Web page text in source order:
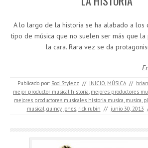
A lo largo de la historia se ha alabado a los
tipo de música que no suelen ser más que
la cara. Rara vez se da
Publicado por: Rod Stylezz // INICIO, MÚSICA //
mejor productor musical historia, mejores productores
mejores productores musicales historia musica, musica,
musical,quincy jones, rick rubin // junio 30, 2013